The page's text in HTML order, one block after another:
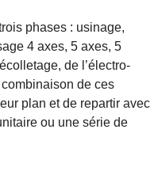
phases : usinage,
4 axes, 5 axes, 5
de l’électro-
de ces
plan et de repartir avec
ou une série de